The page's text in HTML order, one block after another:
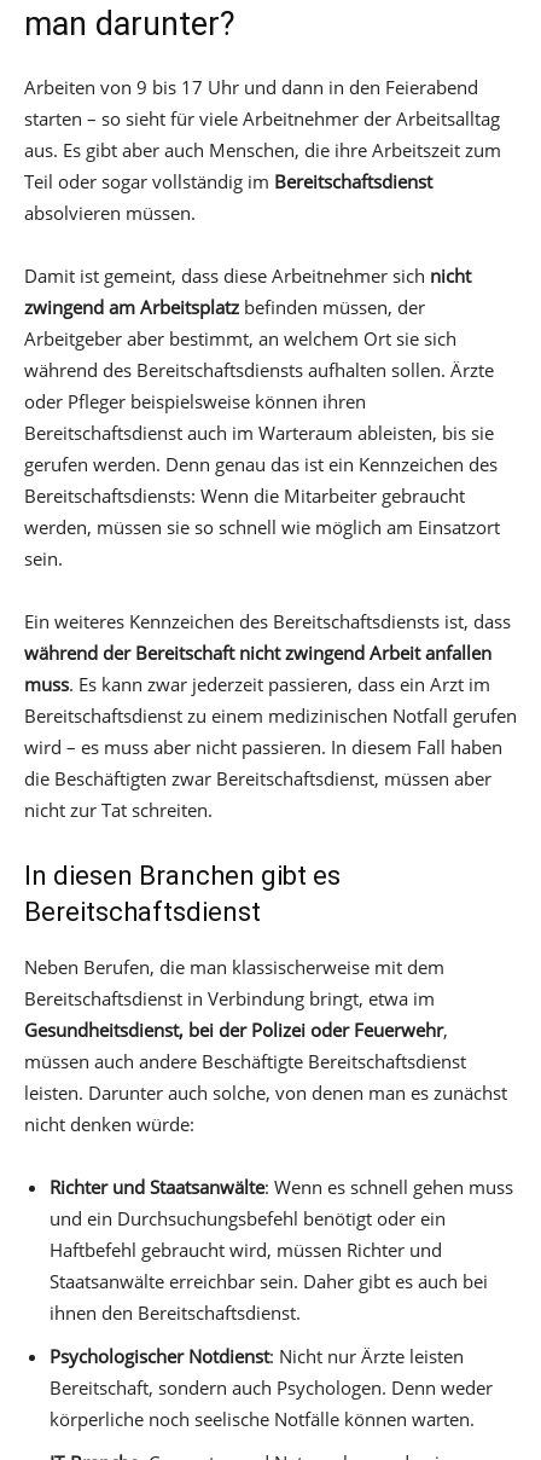
man darunter?
Arbeiten von 9 bis 17 Uhr und dann in den Feierabend
starten – so sieht für viele Arbeitnehmer der Arbeitsalltag
aus. Es gibt aber auch Menschen, die ihre Arbeitszeit zum
Teil oder sogar vollständig im Bereitschaftsdienst
absolvieren müssen.
Damit ist gemeint, dass diese Arbeitnehmer sich nicht
zwingend am Arbeitsplatz befinden müssen, der
Arbeitgeber aber bestimmt, an welchem Ort sie sich
während des Bereitschaftsdiensts aufhalten sollen. Ärzte
oder Pfleger beispielsweise können ihren
Bereitschaftsdienst auch im Warteraum ableisten, bis sie
gerufen werden. Denn genau das ist ein Kennzeichen des
Bereitschaftsdiensts: Wenn die Mitarbeiter gebraucht
werden, müssen sie so schnell wie möglich am Einsatzort
sein.
Ein weiteres Kennzeichen des Bereitschaftsdiensts ist, dass
während der Bereitschaft nicht zwingend Arbeit anfallen
muss. Es kann zwar jederzeit passieren, dass ein Arzt im
Bereitschaftsdienst zu einem medizinischen Notfall gerufen
wird – es muss aber nicht passieren. In diesem Fall haben
die Beschäftigten zwar Bereitschaftsdienst, müssen aber
nicht zur Tat schreiten.
In diesen Branchen gibt es
Bereitschaftsdienst
Neben Berufen, die man klassischerweise mit dem
Bereitschaftsdienst in Verbindung bringt, etwa im
Gesundheitsdienst, bei der Polizei oder Feuerwehr,
müssen auch andere Beschäftigte Bereitschaftsdienst
leisten. Darunter auch solche, von denen man es zunächst
nicht denken würde:
Richter und Staatsanwälte: Wenn es schnell gehen muss
und ein Durchsuchungsbefehl benötigt oder ein
Haftbefehl gebraucht wird, müssen Richter und
Staatsanwälte erreichbar sein. Daher gibt es auch bei
ihnen den Bereitschaftsdienst.
Psychologischer Notdienst: Nicht nur Ärzte leisten
Bereitschaft, sondern auch Psychologen. Denn weder
körperliche noch seelische Notfälle können warten.